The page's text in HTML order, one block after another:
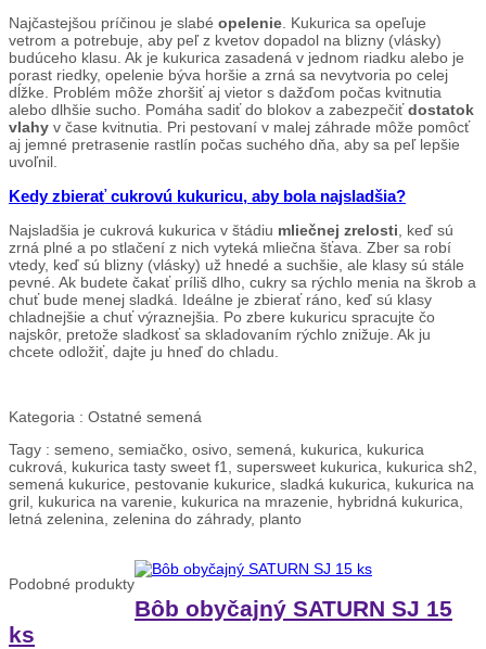
Najčastejšou príčinou je slabé opelenie . Kukurica sa opeľuje
vetrom a potrebuje, aby peľ z kvetov dopadol na blizny (vlásky)
budúceho klasu. Ak je kukurica zasadená v jednom riadku alebo je
porast riedky, opelenie býva horšie a zrná sa nevytvoria po celej
dĺžke. Problém môže zhoršiť aj vietor s dažďom počas kvitnutia
alebo dlhšie sucho. Pomáha sadiť do blokov a zabezpečiťdostatok
vlahy v čase kvitnutia. Pri pestovaní v malej záhrade môže pomôcť
aj jemné pretrasenie rastlín počas suchého dňa, aby sa peľ lepšie
uvoľnil.
Kedy zbierať cukrovú kukuricu, aby bola najsladšia?
Najsladšia je cukrová kukurica v štádiu mliečnej zrelosti , keď sú
zrná plné a po stlačení z nich vyteká mliečna šťava. Zber sa robí
vtedy, keď sú blizny (vlásky) už hnedé a suchšie, ale klasy sú stále
pevné. Ak budete čakať príliš dlho, cukry sa rýchlo menia na škrob a
chuť bude menej sladká. Ideálne je zbierať ráno, keď sú klasy
chladnejšie a chuť výraznejšia. Po zbere kukuricu spracujte čo
najskôr, pretože sladkosť sa skladovaním rýchlo znižuje. Ak ju
chcete odložiť, dajte ju hneď do chladu.
Kategoria : Ostatné semená
Tagy : semeno, semiačko, osivo, semená, kukurica, kukurica
cukrová, kukurica tasty sweet f1, supersweet kukurica, kukurica sh2,
semená kukurice, pestovanie kukurice, sladká kukurica, kukurica na
gril, kukurica na varenie, kukurica na mrazenie, hybridná kukurica,
letná zelenina, zelenina do záhrady, planto
Podobné produkty
Bôb obyčajný SATURN SJ 15
ks